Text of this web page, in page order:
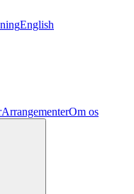
English
ArrangementerOm os